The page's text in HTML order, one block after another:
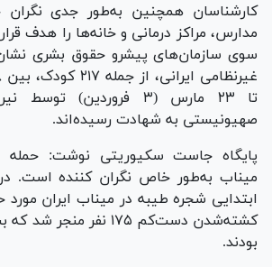
کارشناسان همچنین به‌طور جدی
مدارس، مراکز درمانی و خانه‌ها را هدف
سوی سازمان‌های پیشرو حقوق بشری
تا ۲۳ مارس (۳ فروردین)
صهیونیستی به شهادت رسیده‌اند.
پایگاه جاست سکیوریتی نوشت: حمله
ابتدایی شجره طیبه در میناب ایران مورد
کشته‌شدن دست‌کم ۱۷۵ نفر
بودند.